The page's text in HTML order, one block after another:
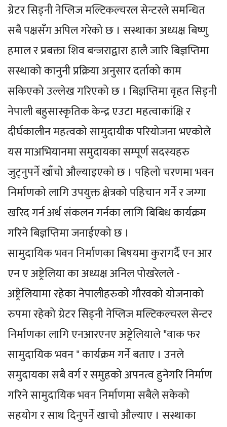
ग्रेटर सिड्नी नेप्लिज मल्टिकल्चरल सेन्टरले समन्धित
सबै पक्षसँग अपिल गरेको छ । सस्थाका अध्यक्ष बिष्णु
हमाल र प्रबक्ता शिव बन्जराद्वारा हालै जारि बिज्ञप्तिमा
सस्थाको कानुनी प्रक्रिया अनुसार दर्ताको काम
सकिएको उल्लेख गरिएको छ । बिज्ञप्तिमा वृहत सिड्नी
नेपाली बहुसास्कृतिक केन्द्र एउटा महत्वाकांक्षि र
दीर्घकालीन महत्वको सामुदायीक परियोजना भएकोले
यस माअभियानमा समुदायका सम्पूर्ण सदस्यहरु
जुट्नुपर्ने खाँचो औल्याइएको छ । पहिलो चरणमा भवन
निर्माणको लागि उपयुक्त क्षेत्रको पहिचान गर्ने र जग्गा
खरिद गर्न अर्थ संकलन गर्नका लागि बिबिध कार्यक्रम
गरिने बिज्ञप्तिमा जनाईएको छ ।
सामुदायिक भवन निर्माणका बिषयमा कुरागर्दै एन आर
एन ए अष्ट्रेलिया का अध्यक्ष अनिल पोखरेलले -
अष्ट्रेलियामा रहेका नेपालीहरुको गौरवको योजनाको
रुपमा रहेको ग्रेटर सिड्नी नेप्लिज मल्टिकल्चरल सेन्टर
निर्माणका लागि एनआरएनए अष्ट्रेलियाले "वाक फर
सामुदायिक भवन " कार्यक्रम गर्ने बताए । उनले
समुदायका सबै वर्ग र समुहको अपनत्व हुनेगरि निर्माण
गरिने सामुदायिक भवन निर्माणमा सबैले सकेको
सहयोग र साथ दिनुपर्ने खाचो औल्याए । सस्थाका